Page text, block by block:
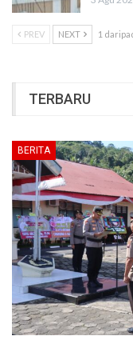
PREV NEXT 1
TERBARU
BERITA